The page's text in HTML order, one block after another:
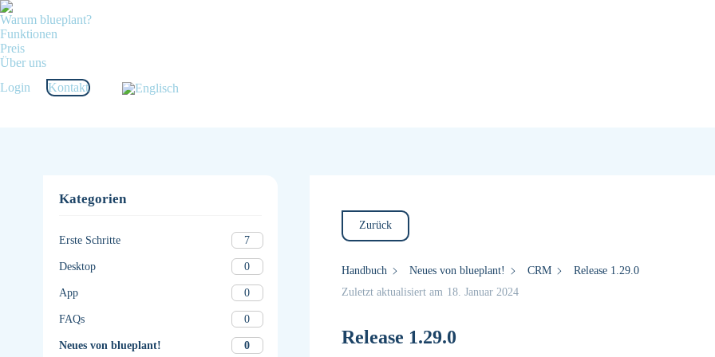
Warum blueplant?
Funktionen
Preis
Über uns
Login
Kontakt
Kategorien
Erste Schritte 7
Desktop 0
App 0
FAQs 0
Neues von blueplant! 0
Zurück
Handbuch Neues von blueplant! CRM Release 1.29.0
Release 1.29.0
Zuletzt aktualisiert am 18. Januar 2024